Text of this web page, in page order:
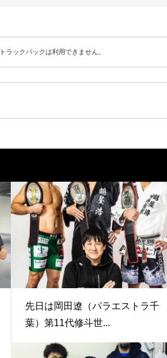
トラックバックは利用できません。
先日は岡田遼（パラエストラ千
葉）第11代修斗世...